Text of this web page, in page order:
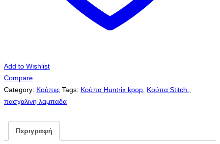
Add to Wishlist
Compare
Category: Κούπες Tags: Κούπα Huntrix kpop Κούπα Stitch.
πασχαλινη λαμπαδα
Περιγραφή